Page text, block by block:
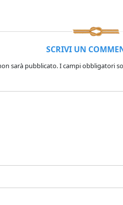
SCRIVI UN
sarà pubblicato.I campi obbligatori